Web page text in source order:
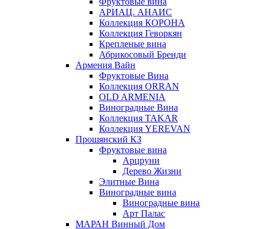
АРИАЦ. АНАИС
Коллекция КОРОНА
Коллекция Геворкян
Крепленые вина
Абрикосовый Бренди
Армения Вайн
Фруктовые Вина
Коллекция ORRAN
OLD ARMENIA
Виноградные Вина
Коллекция TAKAR
Коллекция YEREVAN
Прошянский КЗ
Фруктовые вина
Арцруни
Дерево Жизни
Элитные Вина
Виноградные вина
Виноградные вина
Арт Палас
МАРАН Винный Дом